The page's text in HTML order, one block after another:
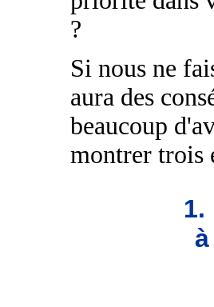
?
Si nous ne
aura des
beaucoup
montrer trois
1.